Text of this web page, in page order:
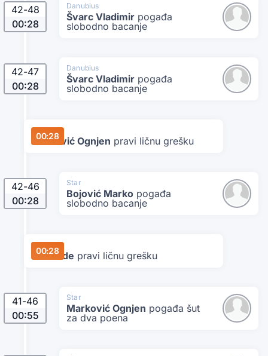
Danubius
Švarc Vladimirpogađa
slobodno bacanje
42-48
00:28
Danubius
Švarc Vladimirpogađa
slobodno bacanje
42-47
00:28
00:28
Star
Marković Ognjen pravi ličnu grešku
Star
Bojović Markopogađa
slobodno bacanje
42-46
00:28
00:28
Danubius
Ivić Rade pravi ličnu grešku
Star
Marković Ognjen pogađa šut
za dva poena
41-46
00:55